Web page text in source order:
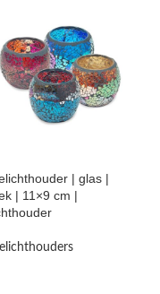
| glas |
| 11×9 cm |